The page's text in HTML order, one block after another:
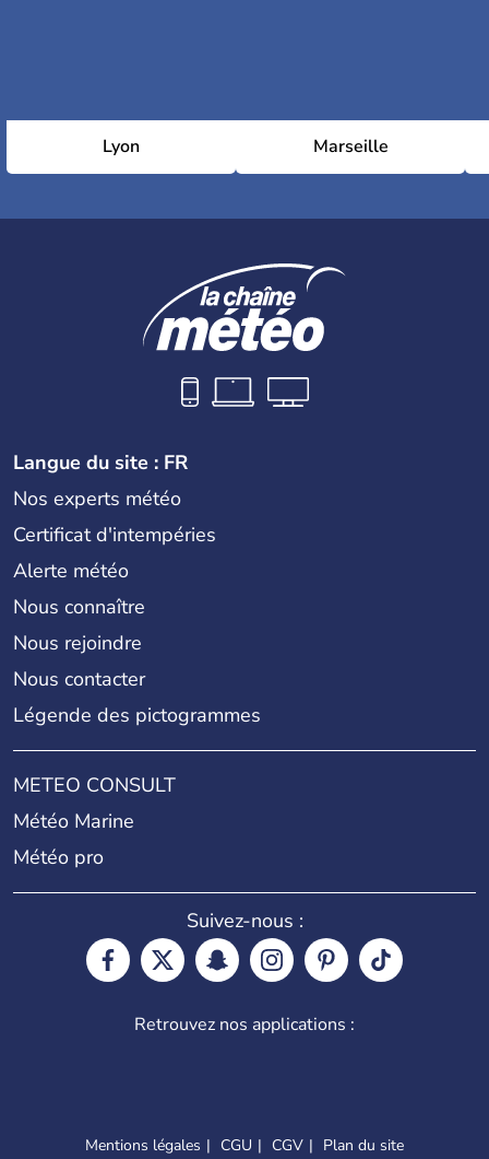
Lyon Marseille
Langue du site : FR
Nos experts météo
Certificat d'intempéries
Alerte météo
Nous connaître
Nous rejoindre
Nous contacter
Légende des pictogrammes
METEO CONSULT
Météo Marine
Météo pro
Suivez-nous :
Retrouvez nos applications :
Mentions légales CGU CGV Plan du site